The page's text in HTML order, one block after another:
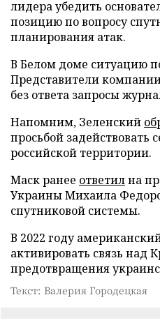
лидера убедить
позицию по вопросу
планирования атак.
В Белом доме ситуацию
Представители
без ответа запросы
Напомним, Зеленский
просьбой задействовать
российской территории.
Маск ранее ответилна
Украины Михаила
спутниковой системы.
В 2022 году
активировать связь над
предотвращения
Текст: Валерия Городецкая